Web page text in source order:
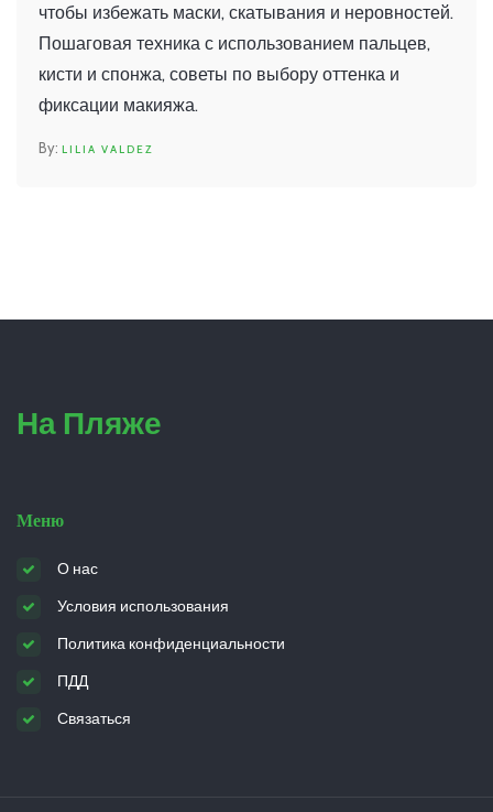
чтобы избежать маски, скатывания и неровностей.
Пошаговая техника с использованием пальцев,
кисти и спонжа, советы по выбору оттенка и
фиксации макияжа.
LILIA VALDEZ
На Пляже
Меню
О нас
Условия использования
Политика конфиденциальности
ПДД
Связаться